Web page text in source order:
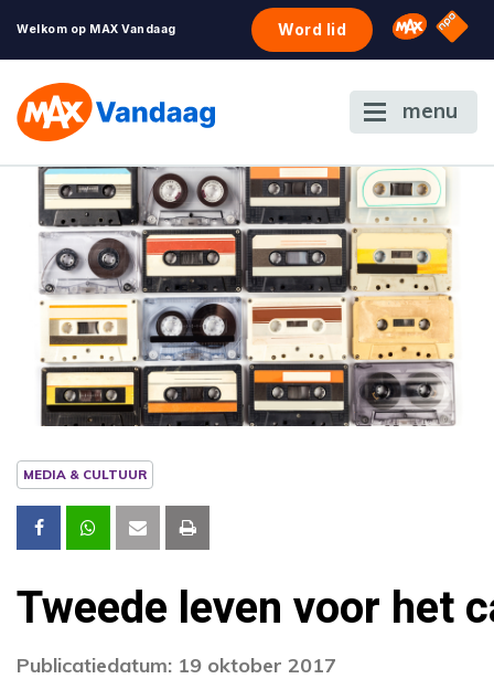
Welkom op MAX Vandaag Word lid Omroep
NPO
menu
MEDIA & CULTUUR
Tweede leven voor het
Publicatiedatum: 19 oktober 2017